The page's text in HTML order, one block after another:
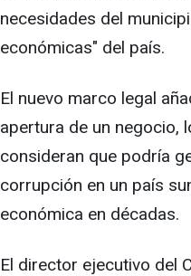
necesidades del
económicas" del país.
El nuevo marco legal
apertura de un negocio,
consideran que podría
corrupción en un país
económica en décadas.
El director ejecutivo del